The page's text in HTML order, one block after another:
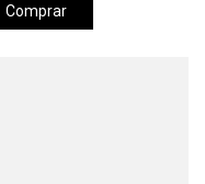
Comprar